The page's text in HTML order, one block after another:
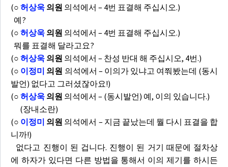
(○ 허상욱 의원 의석에서 – 4번 표결해 주십시오.)
예?
(○ 허상욱 의원 의석에서 – 4번 표결해 주십시오.)
뭐를 표결해 달라고요?
(○ 허상욱 의원 의석에서 – 찬성 반대 해 주십시오, 4번.)
(○ 이정미 의원 의석에서 – 이의가 있냐고 여쭤봤는데 (동시
발언) 없다고 그러셨잖아요!)
(○ 허상욱 의원 의석에서 – (동시발언) 예, 이의 있습니다.)
(장내소란)
(○ 이정미 의원 의석에서 – 지금 끝났는데 뭘 다시 표결을 합
니까!)
없다고 진행이 된 겁니다. 진행이 된 거기 때문에 절차상
에 하자가 있다면 다른 방법을 통해서 이의 제기를 하시든